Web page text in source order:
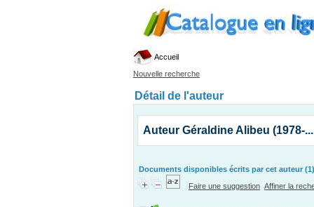
Accueil
Nouvelle recherche
Détail de l'auteur
Auteur Géraldine Alibeu (1978-
Documents disponibles écrits par cet auteur (1)
Faire une suggestion Affiner la